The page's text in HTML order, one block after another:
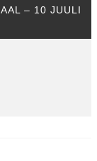
– 10 JUULI